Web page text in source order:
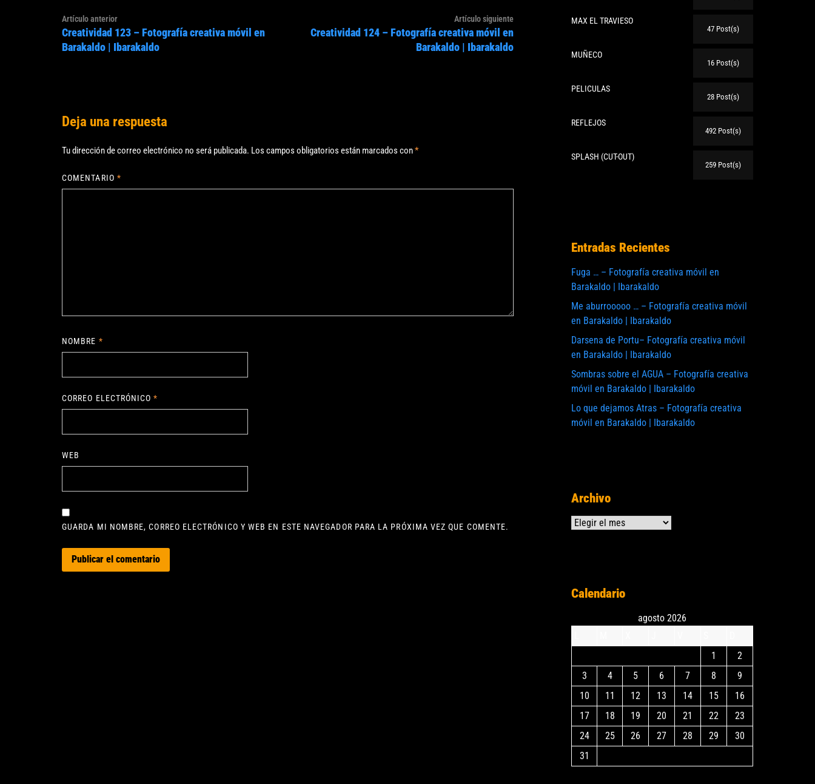
Navegación
de
entradas
Artículo anteriorArtículo
anterior:
Creatividad 123 – Fotografía creativa móvil en
Barakaldo | Ibarakaldo
Artículo siguienteArtículo
siguiente:
Creatividad 124 – Fotografía creativa móvil en
Barakaldo | Ibarakaldo
Deja una respuesta
Tu dirección de correo electrónico no será publicada. Los campos obligatorios están marcados con*
COMENTARIO *
NOMBRE *
CORREO ELECTRÓNICO*
WEB
GUARDA MI NOMBRE, CORREO ELECTRÓNICO Y WEB EN ESTE NAVEGADOR PARA LA PRÓXIMA VEZ QUE COMENTE.
MAX EL TRAVIESO
47 Post(s)
MUÑECO
16 Post(s)
PELICULAS
28 Post(s)
REFLEJOS
492 Post(s)
SPLASH (CUT-OUT)
259 Post(s)
Entradas Recientes
Fuga … – Fotografía creativa móvil en
Barakaldo | Ibarakaldo
Me aburrooooo … – Fotografía creativa móvil
en Barakaldo | Ibarakaldo
Darsena de Portu– Fotografía creativa móvil
en Barakaldo | Ibarakaldo
Sombras sobre el AGUA – Fotografía creativa
móvil en Barakaldo | Ibarakaldo
Lo que dejamos Atras – Fotografía creativa
móvil en Barakaldo | Ibarakaldo
Archivo
Archivos
Calendario
agosto 2026
1
2
3
4 5 6 7 8
9
10
11 12 13 14 15
16
17
18 19 20 21 22
23
24
25 26 27 28 29
30
31